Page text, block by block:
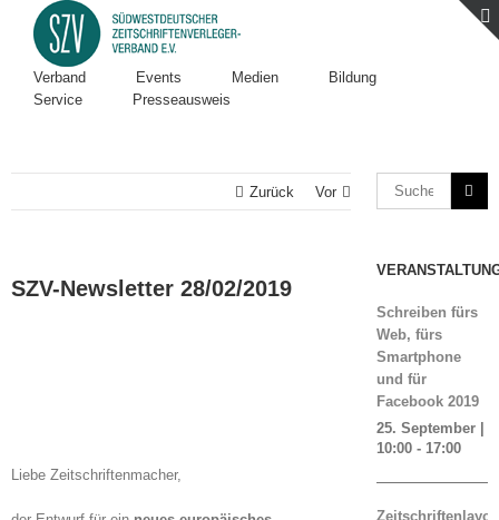
Verband Events Medien
Bildung
Service
Presseausweis
Zurück Vor
SZV-Newsletter 28/02/2019
Liebe Zeitschriftenmacher,
Schreiben fürs
Web, fürs
Smartphone
und für
Facebook 2019
25. September |
10:00- 17:00